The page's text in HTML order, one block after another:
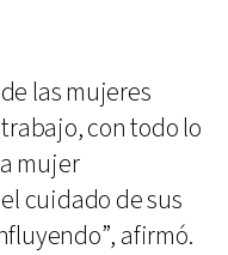
las mujeres
con todo lo
mujer
cuidado de sus
afirmó.